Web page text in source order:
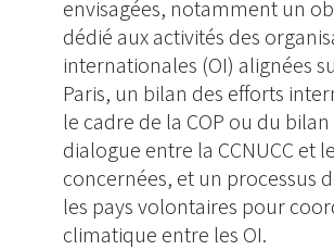
envisagées, notamment un
dédié aux activités des
internationales (OI) alignées
Paris, un bilan des efforts
le cadre de la COP ou du
dialogue entre la CCNUCC et
concernées, et un processus
les pays volontaires pour
climatique entre les OI.